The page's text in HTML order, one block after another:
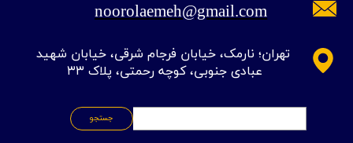
​تهران؛ نارمک، خیابان فرجام شرقی، خیابان شهید
عبادی جنوبی، کوچه رحمتی، پلاک ۳۳
noorolaemeh@gmail.com
جستجو